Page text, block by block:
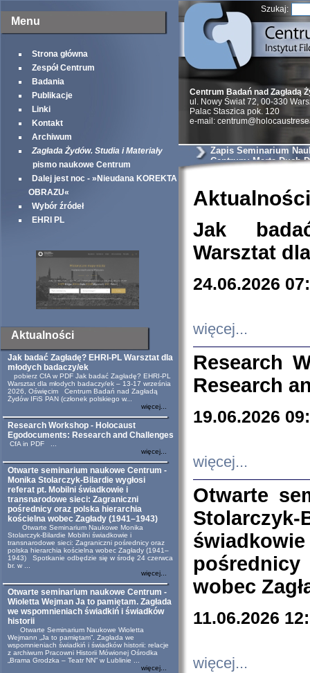
Menu
Strona główna
Zespół Centrum
Badania
Publikacje
Linki
Kontakt
Archiwum
Zagłada Żydów. Studia i Materiały
pismo naukowe Centrum
Dalej jest noc - »Nieudana KOREKTA
OBRAZU«
Wybór źródeł
EHRI PL
Aktualności
Jak badać Zagładę? EHRI-PL Warsztat dla
młodych badaczy/ek
pobierz CfA w PDF Jak badać Zagładę? EHRI-PL
Warsztat dla młodych badaczy/ek – 13-17 września
2026, Oświęcim Centrum Badań nad Zagładą
Żydów IFiS PAN (członek polskiego w...
więcej...
Research Workshop - Holocaust
Egodocuments: Research and Challenges
CfA in PDF ...
więcej...
Otwarte seminarium naukowe Centrum -
Monika Stolarczyk-Bilardie wygłosi
referat pt. Mobilni świadkowie i
transnarodowe sieci: Zagraniczni
pośrednicy oraz polska hierarchia
kościelna wobec Zagłady (1941–1943)
Otwarte Seminarium Naukowe Monika
Stolarczyk-Bilardie Mobilni świadkowie i
transnarodowe sieci: Zagraniczni pośrednicy oraz
polska hierarchia kościelna wobec Zagłady (1941–
1943) Spotkanie odbędzie się w środę 24 czerwca
br. w ...
więcej...
Otwarte seminarium naukowe Centrum -
Wioletta Wejman Ja to pamiętam. Zagłada
we wspomnieniach świadkiń i świadków
historii
Otwarte Seminarium Naukowe Wioletta
Wejmann „Ja to pamiętam”. Zagłada we
wspomnieniach świadkiń i świadków historii: relacje
z archiwum Pracowni Historii Mówionej Ośrodka
„Brama Grodzka – Teatr NN” w Lublinie ...
więcej...
Szukaj:
Centrum Badań nad Zagładą
ul. Nowy Świat 72, 00-330
Palac Staszica pok. 120
e-mail:
Zapis Seminarium
Centrum: Marta Duch-
tuż powojennym – na
wybranych
Aktualności
Jak
Warsztat
24.06.2026
więcej...
Research
Research
19.06.2026
więcej...
Otwarte
wobec
11.06.2026
więcej...